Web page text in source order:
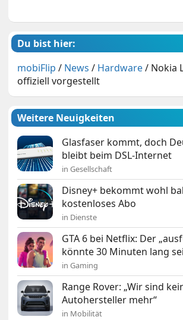
Du bist hier:
mobiFlip / News / Hardware/ Nokia
offiziell vorgestellt
Weitere Neuigkeiten
Glasfaser kommt, doch
bleibt beim DSL-Internet
in Gesellschaft
Disney+ bekommt wohl
kostenloses Abo
in Dienste
GTA 6 bei Netflix: Der
könnte 30 Minuten lang
in Gaming
Range Rover: „Wir sind
Autohersteller mehr“
in Mobilität